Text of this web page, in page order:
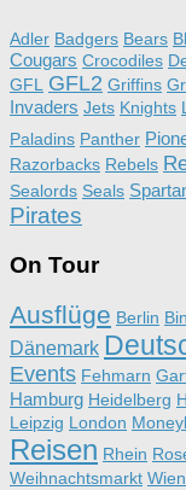
Adler Badgers Bears
Cougars Crocodiles
GFL
GFL2 Griffins
Invaders Jets Knights
Paladins Panther
Razorbacks Rebels
Sealords Seals
Pirates
On Tour
Ausflüge Berlin
Dänemark
Events Fehmarn
Hamburg Heidelberg
Leipzig London
Reisen Rhein
Weihnachtsmarkt Wien